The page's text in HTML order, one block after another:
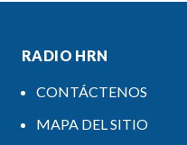
RADIO HRN
CONTÁCTENOS
MAPA DEL SITIO